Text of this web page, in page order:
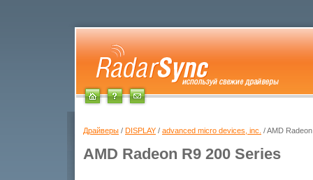
Драйверы / DISPLAY / advanced micro devices, inc. / AMD
AMD Radeon R9 200 Series